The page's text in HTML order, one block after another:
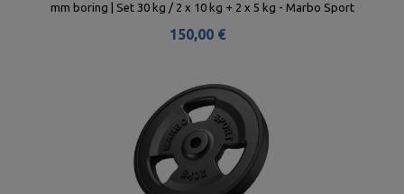
mm boring | Set 30 kg / 2 x 10 kg + 2 x 5 kg - Marbo Sport
150,00 €